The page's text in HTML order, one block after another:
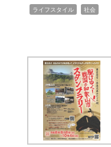
ライフスタイル 社会